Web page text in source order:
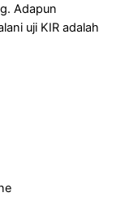
Adapun
uji KIR adalah